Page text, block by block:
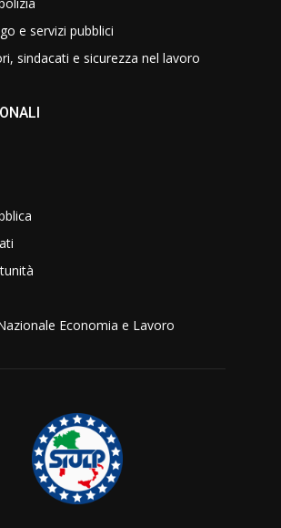
e servizi pubblici
sindacati e sicurezza nel lavoro
Economia e Lavoro